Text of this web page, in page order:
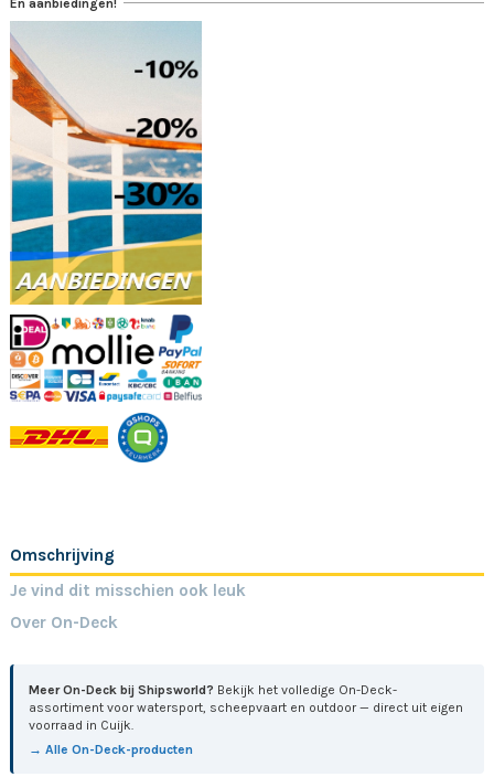
Omschrijving
Je vind dit misschien ook leuk
Over On-Deck
Meer On-Deck bij Shipsworld? Bekijk het volledige On-Deck-
assortiment voor watersport, scheepvaart en outdoor — direct uit eigen
voorraad in Cuijk.
→ Alle On-Deck-producten